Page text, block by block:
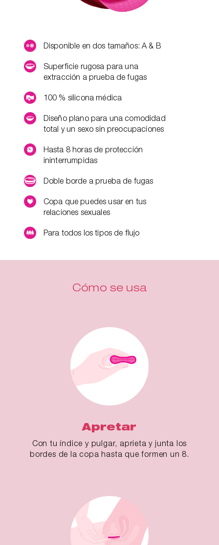
Disponible en dos tamaños: A & B
Superficie rugosa para una
extracción a prueba de fugas
100 % silicona médica
Diseño plano para una comodidad
total y un sexo sin preocupaciones
Hasta 8 horas de protección
ininterrumpidas
Doble borde a prueba de fugas
Copa que puedes usar en tus
relaciones sexuales
Para todos los tipos de flujo
Cómo se usa
Apretar
Con tu índice y pulgar, aprieta y junta los
bordes de la copa hasta que formen un 8.